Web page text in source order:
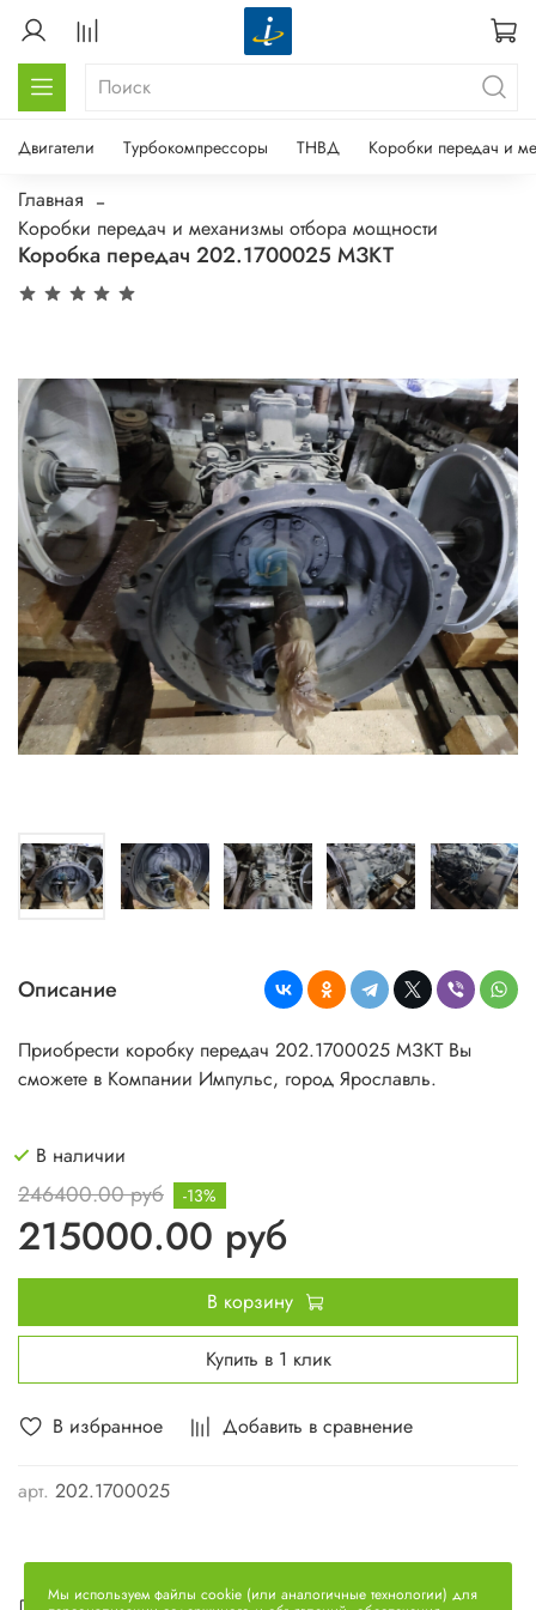
Двигатели Турбокомпрессоры ТНВД Коробки передач и
Главная
Коробки передач и механизмы отбора мощности
Коробка передач 202.1700025 МЗКТ
В избранное Добавить в сравнение
арт. 202.1700025
Описание
Приобрести коробку передач 202.1700025 МЗКТ Вы
сможете в Компании Импульс, город Ярославль.
В наличии
246400.00 руб
215000.00 руб
-13%
В корзину
Купить в 1 клик
Мы используем файлы cookie (или аналогичные технологии) для